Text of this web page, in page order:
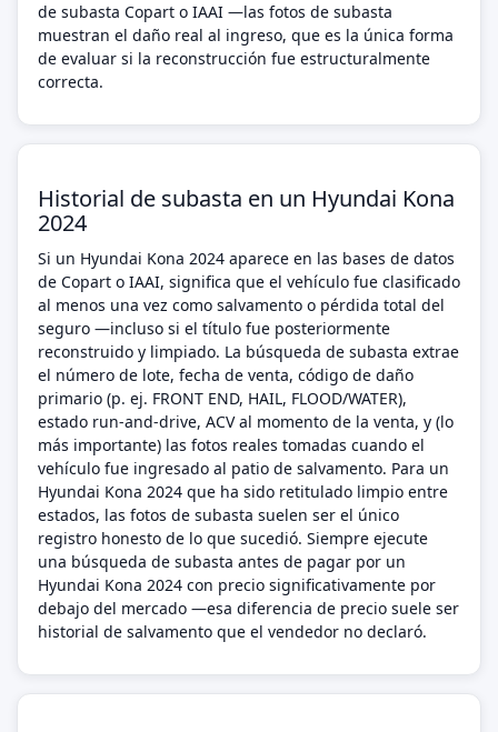
de subasta Copart o IAAI —las fotos de subasta
muestran el daño real al ingreso, que es la única forma
de evaluar si la reconstrucción fue estructuralmente
correcta.
Historial de subasta en un Hyundai Kona
2024
Si un Hyundai Kona 2024 aparece en las bases de datos
de Copart o IAAI, significa que el vehículo fue clasificado
al menos una vez como salvamento o pérdida total del
seguro —incluso si el título fue posteriormente
reconstruido y limpiado. La búsqueda de subasta extrae
el número de lote, fecha de venta, código de daño
primario (p. ej. FRONT END, HAIL, FLOOD/WATER),
estado run-and-drive, ACV al momento de la venta, y (lo
más importante) las fotos reales tomadas cuando el
vehículo fue ingresado al patio de salvamento. Para un
Hyundai Kona 2024 que ha sido retitulado limpio entre
estados, las fotos de subasta suelen ser el único
registro honesto de lo que sucedió. Siempre ejecute
una búsqueda de subasta antes de pagar por un
Hyundai Kona 2024 con precio significativamente por
debajo del mercado —esa diferencia de precio suele ser
historial de salvamento que el vendedor no declaró.